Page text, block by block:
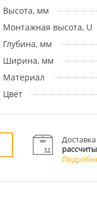
Высота, мм
Монтажная высота, U
Глубина, мм
Ширина, мм
Материал
Цвет